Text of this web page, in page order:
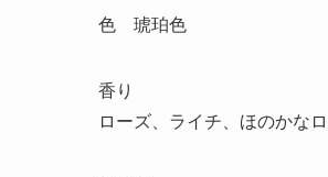
色 琥珀色
香り
ローズ、ライチ、ほのかな